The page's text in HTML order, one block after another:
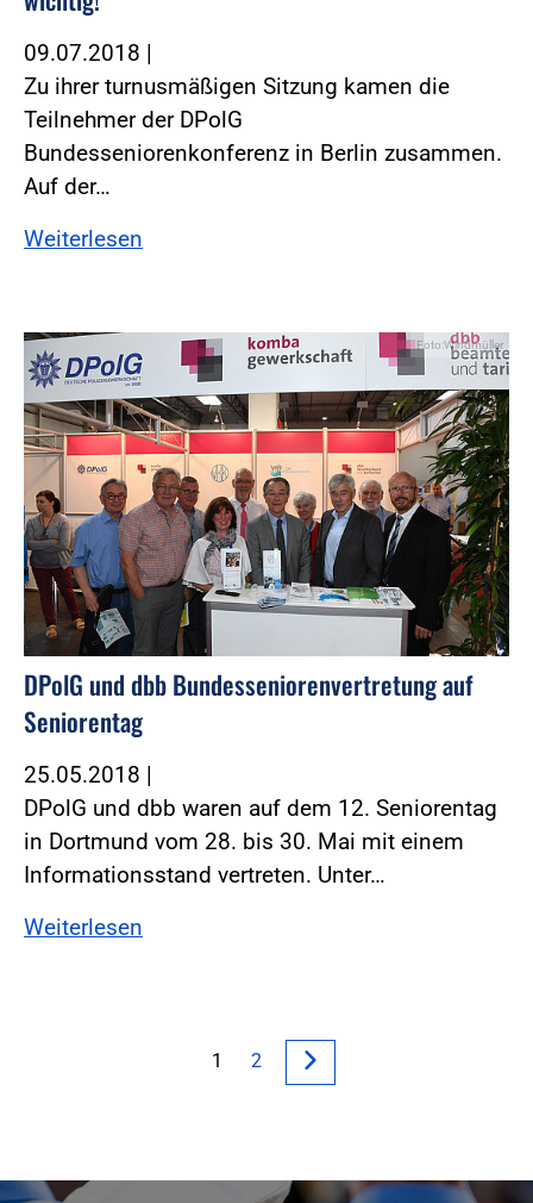
09.07.2018 |
Zu ihrer turnusmäßigen Sitzung kamen die
Teilnehmer der DPolG
Bundesseniorenkonferenz in Berlin zusammen.
Auf der…
Weiterlesen
Foto:Windmüller
DPolG und dbb Bundesseniorenvertretung auf
Seniorentag
25.05.2018 |
DPolG und dbb waren auf dem 12. Seniorentag
in Dortmund vom 28. bis 30. Mai mit einem
Informationsstand vertreten. Unter…
Weiterlesen
1 2